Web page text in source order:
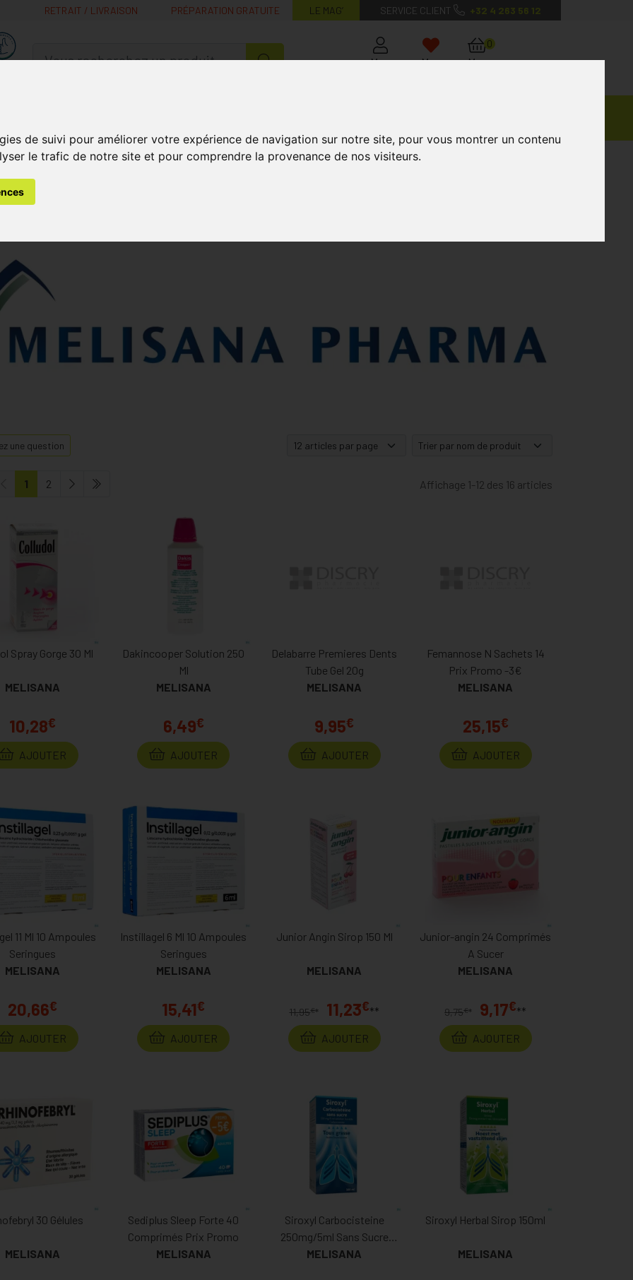
de suivi pour améliorer votre expérience de navigation sur notre site, pour vous montrer un contenu
le trafic de notre site et pour comprendre la provenance de nos visiteurs.
RETRAIT / LIVRAISON PRÉPARATION GRATUITE LE MAG’ SERVICE CLIENT +32 4 263 56 12
MaPharmacie.be ma santé, mes conseils, mes prix
Mon
Mes
Mon
0
une question
Affichage 1-12 des 16 articles
1 2
Spray Gorge 30 Ml
MELISANA
10,28€
AJOUTER
Dakincooper Solution 250
Ml
MELISANA
6,49€
AJOUTER
Delabarre Premieres Dents
Tube Gel 20g
MELISANA
9,95€
AJOUTER
Femannose N Sachets 14
Prix Promo -3€
MELISANA
25,15€
AJOUTER
11 Ml 10 Ampoules
Seringues
MELISANA
20,66€
AJOUTER
Instillagel 6 Ml 10 Ampoules
Seringues
MELISANA
15,41€
AJOUTER
Junior Angin Sirop 150 Ml
MELISANA
11,95€* 11,23€**
AJOUTER
Junior-angin 24 Comprimés
A Sucer
MELISANA
9,75€* 9,17€**
AJOUTER
30 Gélules
MELISANA
Sediplus Sleep Forte 40
Comprimés Prix Promo
MELISANA
Siroxyl Carbocisteine
250mg/5ml Sans Sucre
Sirop 300ml
MELISANA
Siroxyl Herbal Sirop 150ml
MELISANA